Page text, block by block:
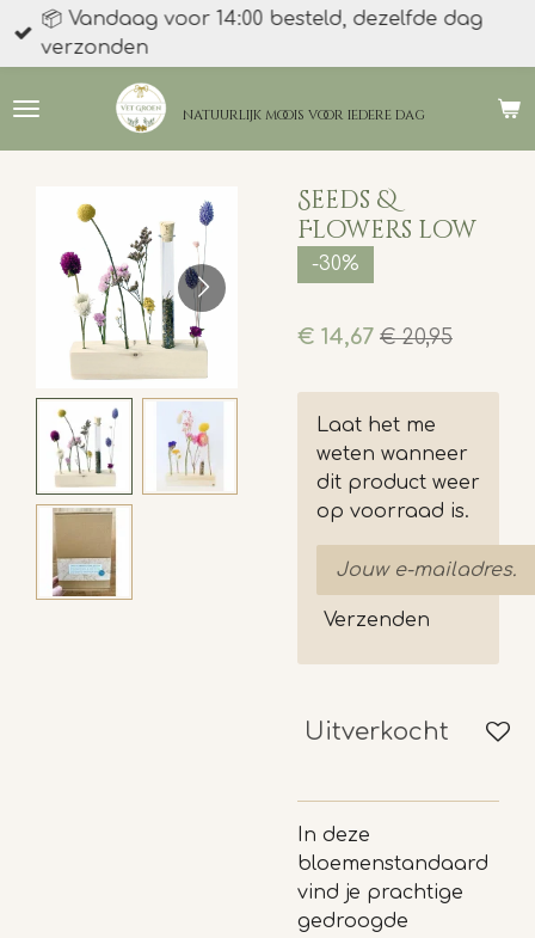
Ga
direct
de
natuurlijk moois voor iedere dag
📦 Vandaag voor 14:00 besteld, dezelfde dag
verzonden
Seeds &
Flowers low
-30%
€ 14,67 € 20,95
Laat het me
weten wanneer
dit product weer
op voorraad is.
Verzenden
Uitverkocht
In deze
bloemenstandaard
vind je prachtige
gedroogde